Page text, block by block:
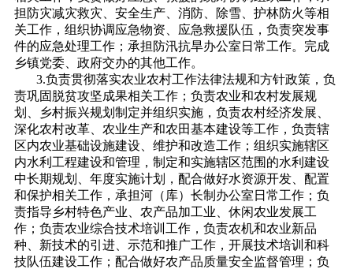
担防灾减灾救灾、安全生产、消防、除雪、护林防火等相
关工作，组织协调应急物资、应急救援队伍，负责突发事
件的应急处理工作；承担防汛抗旱办公室日常工作。完成
乡镇党委、政府交办的其他工作。
3.负责贯彻落实农业农村工作法律法规和方针政策，负
责巩固脱贫攻坚成果相关工作；负责农业和农村发展规
划、乡村振兴规划制定并组织实施，负责农村经济发展、
深化农村改革、农业生产和农田基本建设等工作，负责辖
区内农业基础设施建设、维护和改造工作；组织实施辖区
内水利工程建设和管理，制定和实施辖区范围的水利建设
中长期规划、年度实施计划，配合做好水资源开发、配置
和保护相关工作，承担河（库）长制办公室日常工作；负
责指导乡村特色产业、农产品加工业、休闲农业发展工
作；负责农业综合技术培训工作，负责农机和农业新品
种、新技术的引进、示范和推广工作，开展技术培训和科
技队伍建设工作；配合做好农产品质量安全监督管理；负